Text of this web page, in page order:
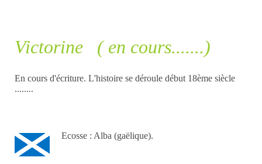
Victorine ( en cours.......)
En cours d'écriture. L'histoire se déroule début 18ème siècle
........
Ecosse : Alba (gaëlique).